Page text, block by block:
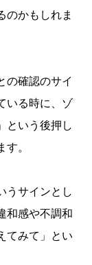
のかもしれま
の確認のサイ
いる時に、ゾ
という後押し
。
うサインとし
和感や不調和
てみて」とい